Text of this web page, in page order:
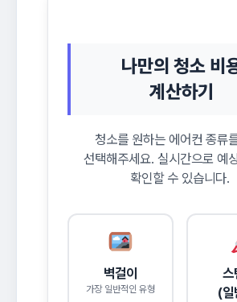
나만의 청소 비
계산하기
청소를 원하는 에어컨 종류
선택해주세요. 실시간으로 예
확인할 수 있습니다.
벽걸이
가장 일반적인 유형
스
(일